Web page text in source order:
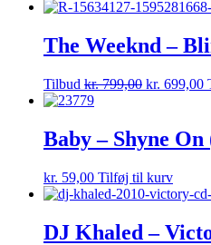
The Weeknd –
Tilbud kr.799,00 kr. 699,00
Baby – Shyne
kr. 59,00 Tilføj til kurv
DJ Khaled –